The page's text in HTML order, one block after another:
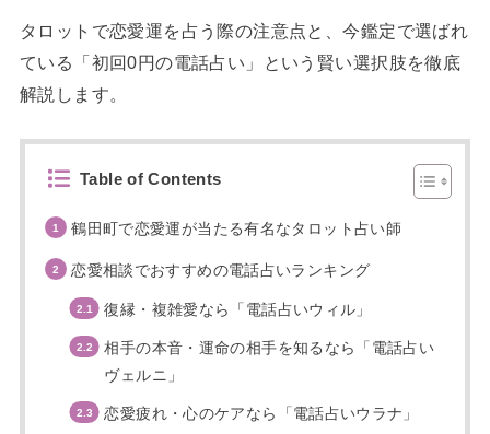
タロットで恋愛運を占う際の注意点と、今鑑定で選ばれ
ている「初回0円の電話占い」という賢い選択肢を徹底
解説します。
Table of Contents
鶴田町で恋愛運が当たる有名なタロット占い師
恋愛相談でおすすめの電話占いランキング
復縁・複雑愛なら「電話占いウィル」
相手の本音・運命の相手を知るなら「電話占い
ヴェルニ」
恋愛疲れ・心のケアなら「電話占いウラナ」